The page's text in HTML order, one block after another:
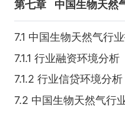
第七章 中国生物天然
7.1 中国生物天然气行
7.1.1 行业融资环境分析
7.1.2 行业信贷环境分析
7.2 中国生物天然气行